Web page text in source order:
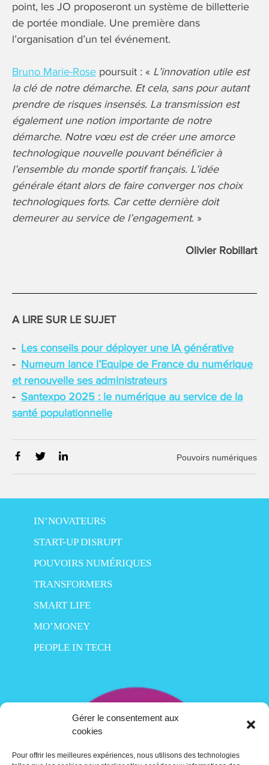
Gérer le consentement aux
cookies
Pour offrir les meilleures expériences, nous utilisons des technologies
point, les JO proposeront un système de billetterie
de portée mondiale. Une première dans
l’organisation d’un tel événement.
Bruno Marie-Rose poursuit : « L’innovation utile est
la clé de notre démarche. Et cela, sans pour autant
prendre de risques insensés. La transmission est
également une notion importante de notre
démarche. Notre vœu est de créer une amorce
technologique nouvelle pouvant bénéficier à
l’ensemble du monde sportif français. L’idée
générale étant alors de faire converger nos choix
technologiques forts. Car cette dernière doit
demeurer au service de l’engagement. »
Olivier Robillart
A LIRE SUR LE SUJET
Les conseils pour déployer une IA générative
Numeum lance l’Equipe de France du numérique
et renouvelle ses administrateurs
Santexpo 2025 : le numérique au service de la
santé populationnelle
Pouvoirs numériques
IN’NOVATEURS
START-UP DISRUPT
POUVOIRS NUMÉRIQUES
TRANSFORMERS
SMART LIFE
MO’MONEY
PEOPLE IN TECH